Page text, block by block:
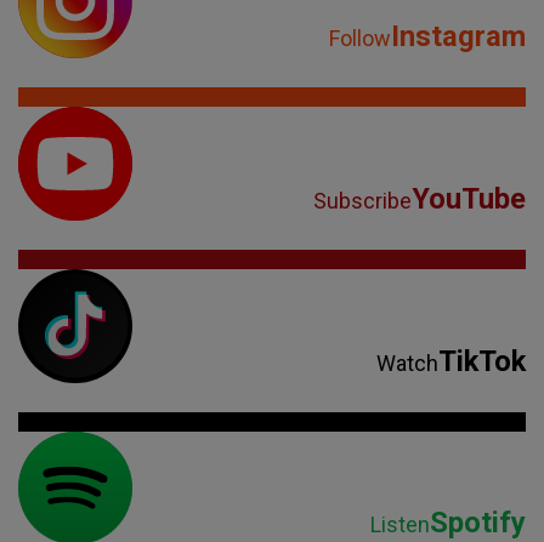
FollowInstagram
SubscribeYouTube
WatchTikTok
ListenSpotify